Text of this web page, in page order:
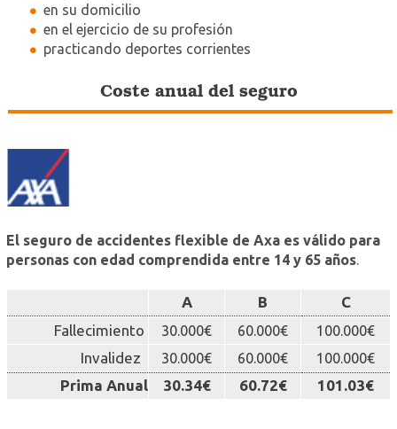
en su domicilio
en el ejercicio de su profesión
practicando deportes corrientes
Coste anual del seguro
El seguro de accidentes flexible de Axa es válido para
personas con edad comprendida entre 14 y 65 años.
A B
C
Fallecimiento
30.000€ 60.000€ 100.000€
Invalidez 30.000€ 60.000€ 100.000€
Prima Anual 30.34€ 60.72€ 101.03€